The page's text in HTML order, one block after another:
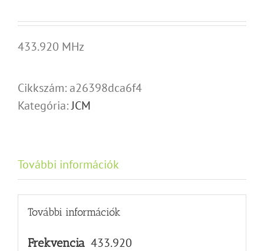
433.920 MHz
Cikkszám: a26398dca6f4
Kategória:JCM
További információk
További információk
Frekvencia 433.920